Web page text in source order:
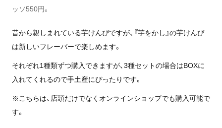
ッソ550円。
昔から親しまれている芋けんぴですが、『芋をかし』の芋けんぴ
は新しいフレーバーで楽しめます。
それぞれ1種類ずつ購入できますが、3種セットの場合はBOXに
入れてくれるので手土産にぴったりです。
※こちらは、店頭だけでなくオンラインショップでも購入可能で
す。